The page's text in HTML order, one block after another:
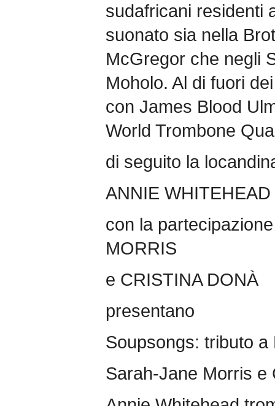
sudafricani residenti
suonato sia nella
McGregor che negli
Moholo. Al di fuori
con James Blood
World Trombone
di seguito la
ANNIE
con la
MORRIS
e CRISTINA DONÀ
presentano
Soupsongs: tributo a
Sarah-Jane Morris e